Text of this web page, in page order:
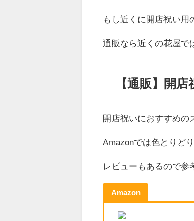
もし近くに開店祝い用
通販なら近くの花屋で
【通販】開
開店祝いにおすすめの
Amazonでは色とりど
レビューもあるので参
Amazon